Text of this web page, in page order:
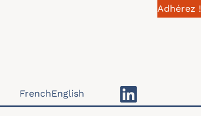
Adhérez !
FrenchEnglish